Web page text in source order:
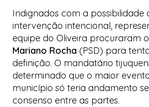
Indignados com a possibilidade
intervenção intencional,
equipe do Oliveira procuraram
Mariano Rocha (PSD) para
definição. O mandatário
determinado que o maior
município só teria andamento
consenso entre as partes.